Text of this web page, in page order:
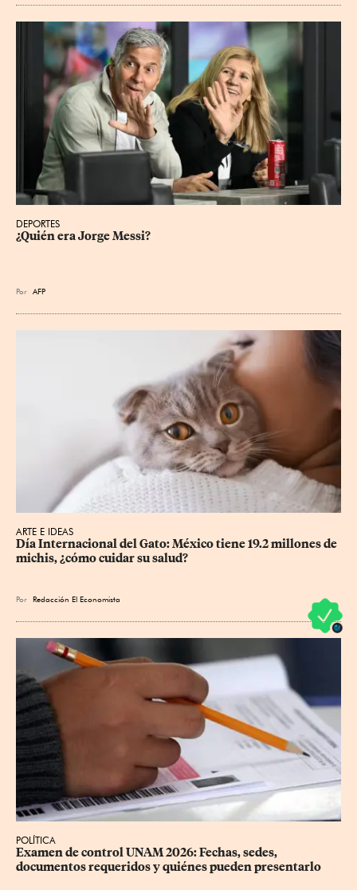
DEPORTES
¿Quién era Jorge Messi?
Por AFP
ARTE E IDEAS
Día Internacional del Gato: México tiene 19.2 millones de
michis, ¿cómo cuidar su salud?
Por Redacción El Economista
POLÍTICA
Examen de control UNAM 2026: Fechas, sedes,
documentos requeridos y quiénes pueden presentarlo